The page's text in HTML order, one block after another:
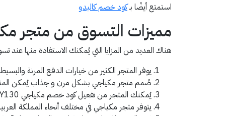
استمتع أيضًا بـكود خصم كاليدو
مميزات التسوق من متجر
هناك العديد من المزايا التي يُمكنك الاستفادة منها
يوفر المتجر الكثير من خيارات الدفع المرنة
صُمم متجر مكياجي بشكل مرن و جذاب يُمكن
يُمكنك المتجر من تفعيل كود خصم مكياجي NY130 على مشترياتك من مختلف الأقسام بخطوات سهلة.
يتوفر متجر مكياجي في مختلف أنحاء المملكة